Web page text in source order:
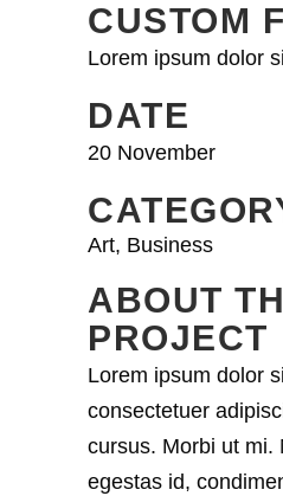
CUSTOM
Lorem ipsum dolor
DATE
20 November
Art, Business
ABOUT
PROJECT
Lorem ipsum dolor
consectetuer
cursus. Morbi ut mi.
egestas id,